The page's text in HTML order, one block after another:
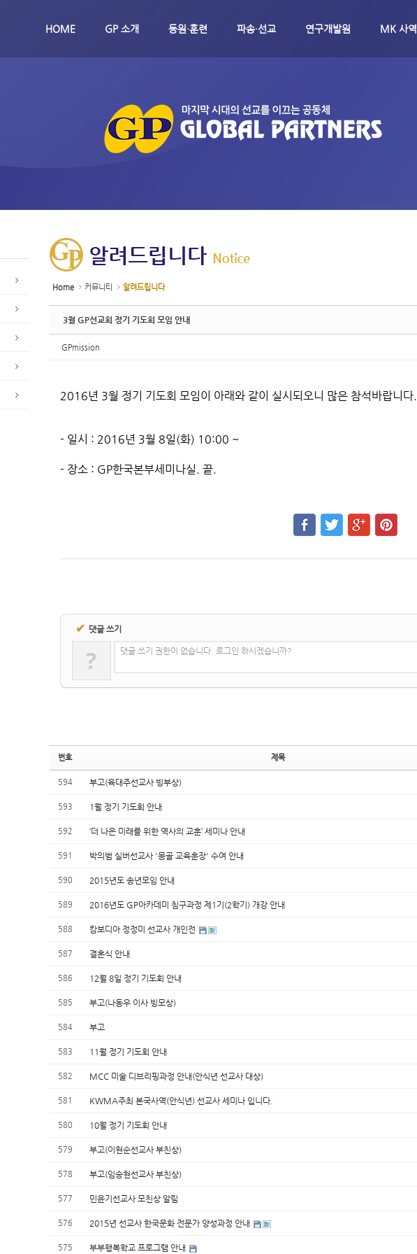
HOME GP 소개 동원·훈련 파송·선교 연구개발원 MK 사역
Home 커뮤니티 알려드립니다
3월 GP선교회 정기 기도회 모임 안내
GPmission
2016년 3월 정기 기도회 모임이 아래와 같이 실시되오니 많은 참석바랍니다.
- 일시 : 2016년 3월 8일(화) 10:00 ~
- 장소 : GP한국본부세미나실. 끝.
✔ 댓글 쓰기
? 댓글 쓰기 권한이 없습니다. 로그인 하시겠습니까?
번호 제목
594 부고(육대주선교사 빙부상)
593 1월 정기 기도회 안내
592 ‘더 나은 미래를 위한 역사의 교훈’ 세미나 안내
591 박의범 실버선교사 '몽골 교육훈장' 수여 안내
590 2015년도 송년모임 안내
589 2016년도 GP아카데미 침구과정 제1기(2학기) 개강 안내
588 캄보디아 정정미 선교사 개인전
587 결혼식 안내
586 12월 8일 정기 기도회 안내
585 부고(나동우 이사 빙모상)
584 부고
583 11월 정기 기도회 안내
582 MCC 미술 디브리핑과정 안내(안식년 선교사 대상)
581 KWMA주최 본국사역(안식년) 선교사 세미나 입니다.
580 10월 정기 기도회 안내
579 부고(이현순선교사 부친상)
578 부고(임승현선교사 부친상)
577 민윤기선교사 모친상 알림
576 2015년 선교사 한국문화 전문가 양성과정 안내
575 부부행복학교 프로그램 안내